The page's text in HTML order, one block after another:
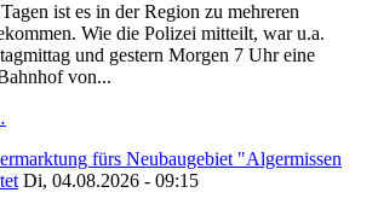
ist es in der Region zu mehreren
Wie die Polizei mitteilt, war u.a.
und gestern Morgen 7 Uhr eine
von...
fürs Neubaugebiet "Algermissen
Di, 04.08.2026 - 09:15